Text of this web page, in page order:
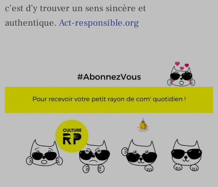
c’est d’y trouver un sens sincère et
authentique. Act-responsible.org